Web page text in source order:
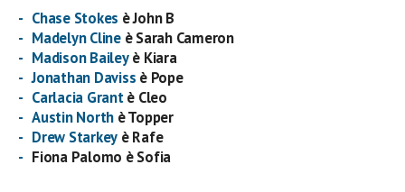
Chase Stokes èJohn B
Madelyn Cline è Sarah Cameron
Madison Bailey è Kiara
Jonathan Daviss è Pope
Carlacia Grant è Cleo
Austin North è Topper
Drew Starkey è Rafe
Fiona Palomo è Sofia